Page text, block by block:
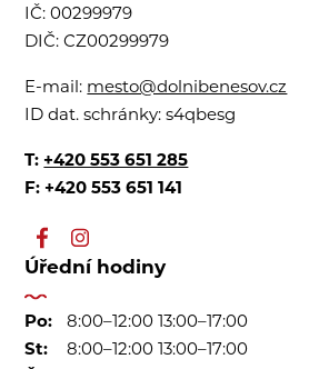
IČ:00299979
DIČ:CZ00299979
E-mail: mesto@dolnibenesov.cz
ID dat. schránky:s4qbesg
T: +420 553 651 285
F: +420 553 651 141
Úřední hodiny
Po:
8:00–12:00 13:00–17:00
St:
8:00–12:00 13:00–17:00